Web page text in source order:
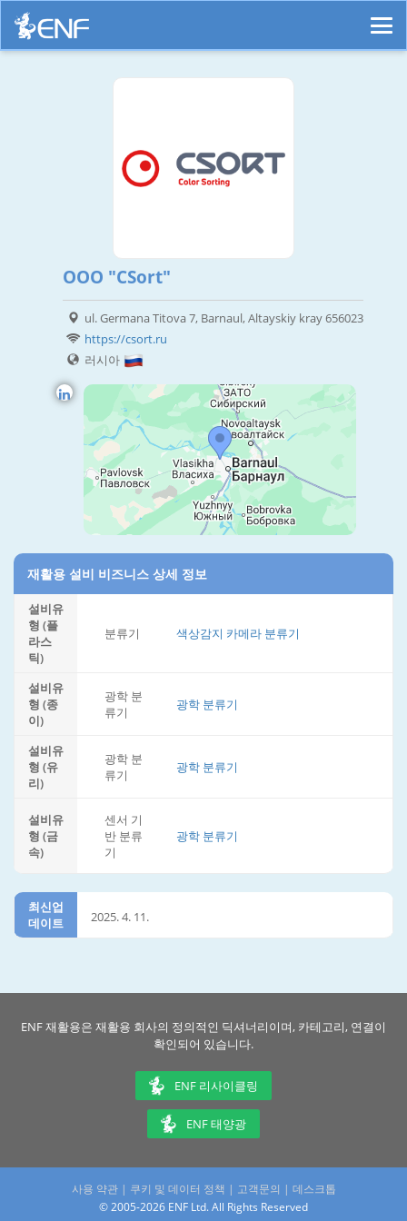
OOO "CSort"
ul. Germana Titova 7, Barnaul, Altayskiy kray 656023
https://csort.ru
러시아
재활용 설비 비즈니스 상세 정보
설비유
형 (플
라스
틱)
분류기 색상감지 카메라 분류기
설비유
형 (종
이)
광학 분
류기
광학 분류기
설비유
형 (유
리)
광학 분
류기
광학 분류기
설비유
형 (금
속)
센서 기
반 분류
기
광학 분류기
최신업
데이트
2025. 4. 11.
ENF 재활용은 재활용 회사의 정의적인 딕셔너리이며, 카테고리, 연결이
확인되어 있습니다.
ENF 리사이클링
ENF 태양광
사용 약관| 쿠키 및 데이터 정책 | 고객문의 | 데스크톱
© 2005-2026 ENF Ltd. All Rights Reserved